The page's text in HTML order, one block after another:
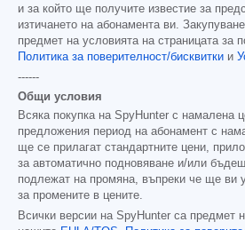
и за който ще получите известие за
изтичането на абонамента ви.
предмет на условията на страницата за
Политика за поверителност/бисквитки и
------
Общи условия
Всяка покупка на SpyHunter с намалена
предложения период на абонамент с
ще се прилагат стандартните цени,
за автоматично подновяване и/или
подлежат на промяна, въпреки че ще ви
за промените в цените.
Всички версии на SpyHunter са предмет